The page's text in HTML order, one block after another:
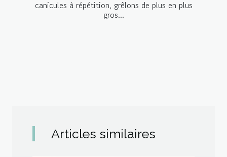
canicules à répétition, grêlons de plus en plus
gros...
Articles similaires